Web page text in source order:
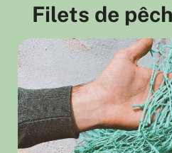
Filets de